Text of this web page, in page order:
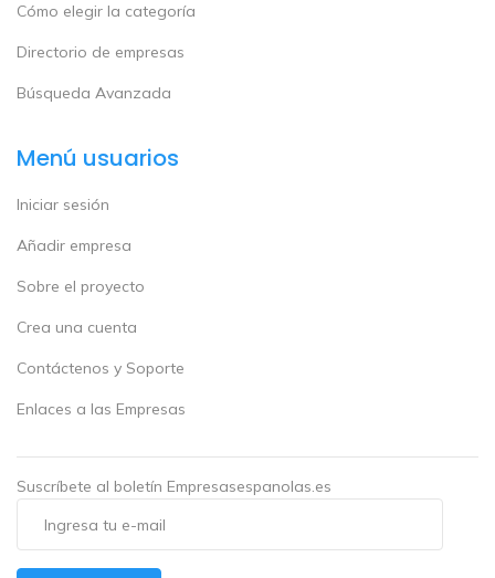
Cómo elegir la categoría
Directorio de empresas
Búsqueda Avanzada
Menú usuarios
Iniciar sesión
Añadir empresa
Sobre el proyecto
Crea una cuenta
Contáctenos y Soporte
Enlaces a las Empresas
Suscríbete al boletín Empresasespanolas.es